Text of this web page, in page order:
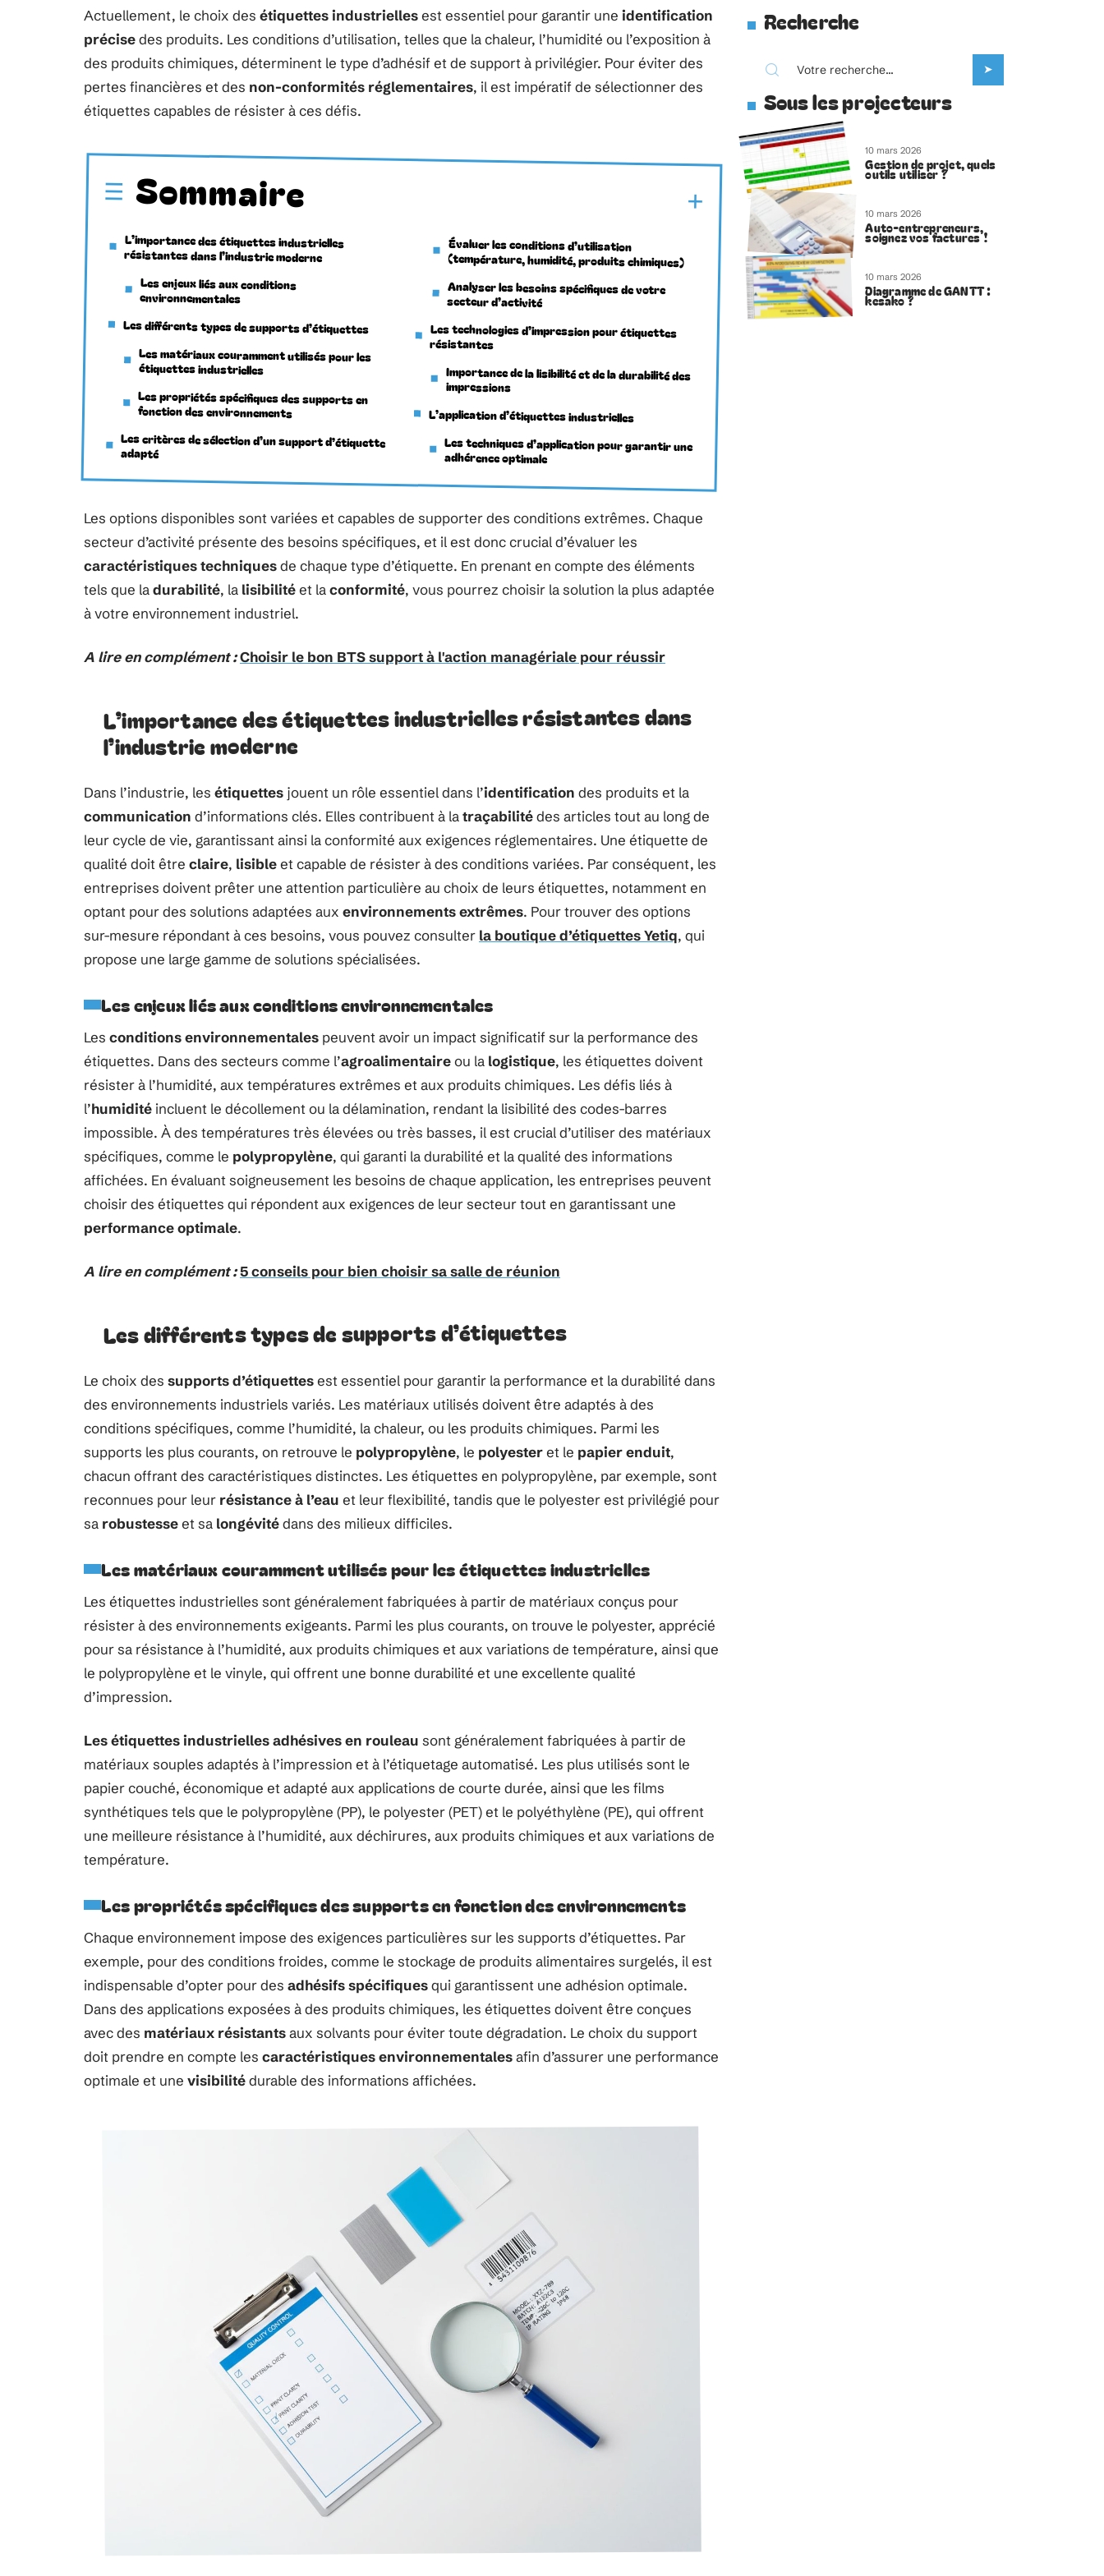
Actuellement, le choix des étiquettes industriellesest essentiel pour garantir une identification
précisedes produits. Les conditions d’utilisation, telles que la chaleur, l’humidité ou l’exposition à
des produits chimiques, déterminent le type d’adhésif et de support à privilégier. Pour éviter des
pertes financières et des non-conformités réglementaires, il est impératif de sélectionner des
étiquettes capables de résister à ces défis.
Sommaire
L’importance des étiquettes industrielles
résistantes dans l’industrie moderne
Les enjeux liés aux conditions
environnementales
Les différents types de supports d’étiquettes
Les matériaux couramment utilisés pour les
étiquettes industrielles
Les propriétés spécifiques des supports en
fonction des environnements
Les critères de sélection d’un support d’étiquette
adapté
Évaluer les conditions d’utilisation
(température, humidité, produits chimiques)
Analyser les besoins spécifiques de votre
secteur d’activité
Les technologies d’impression pour étiquettes
résistantes
Importance de la lisibilité et de la durabilité des
impressions
L’application d’étiquettes industrielles
Les techniques d’application pour garantir une
adhérence optimale
Les options disponibles sont variées et capables de supporter des conditions extrêmes. Chaque
secteur d’activité présente des besoins spécifiques, et il est donc crucial d’évaluer les
caractéristiques techniquesde chaque type d’étiquette. En prenant en compte des éléments
tels que ladurabilité, la lisibilitéet laconformité, vous pourrez choisir la solution la plus adaptée
à votre environnement industriel.
A lire en complément :Choisir le bon BTS support à l'action managériale pour réussir
L’importance des étiquettes industrielles résistantes dans
l’industrie moderne
Dans l’industrie, les étiquettes jouent un rôle essentiel dans l’identification des produits et la
communication d’informations clés. Elles contribuent à latraçabilitédes articles tout au long de
leur cycle de vie, garantissant ainsi la conformité aux exigences réglementaires. Une étiquette de
qualité doit être claire, lisibleet capable de résister à des conditions variées. Par conséquent, les
entreprises doivent prêter une attention particulière au choix de leurs étiquettes, notamment en
optant pour des solutions adaptées aux environnements extrêmes. Pour trouver des options
sur-mesure répondant à ces besoins, vous pouvez consulter la boutique d’étiquettes Yetiq, qui
propose une large gamme de solutions spécialisées.
Les enjeux liés aux conditions environnementales
Les conditions environnementales peuvent avoir un impact significatif sur la performance des
étiquettes. Dans des secteurs comme l’agroalimentaireou la logistique, les étiquettes doivent
résister à l’humidité, aux températures extrêmes et aux produits chimiques. Les défis liés à
l’humidité incluent le décollement ou la délamination, rendant la lisibilité des codes-barres
impossible. À des températures très élevées ou très basses, il est crucial d’utiliser des matériaux
spécifiques, comme le polypropylène, qui garanti la durabilité et la qualité des informations
affichées. En évaluant soigneusement les besoins de chaque application, les entreprises peuvent
choisir des étiquettes qui répondent aux exigences de leur secteur tout en garantissant une
performance optimale.
A lire en complément :5 conseils pour bien choisir sa salle de réunion
Les différents types de supports d’étiquettes
Le choix des supports d’étiquettesest essentiel pour garantir la performance et la durabilité dans
des environnements industriels variés. Les matériaux utilisés doivent être adaptés à des
conditions spécifiques, comme l’humidité, la chaleur, ou les produits chimiques. Parmi les
supports les plus courants, on retrouve le polypropylène, le polyesteret le papier enduit,
chacun offrant des caractéristiques distinctes. Les étiquettes en polypropylène, par exemple, sont
reconnues pour leur résistance à l’eau et leur flexibilité, tandis que le polyester est privilégié pour
sa robustesseet sa longévitédans des milieux difficiles.
Les matériaux couramment utilisés pour les étiquettes industrielles
Les étiquettes industrielles sont généralement fabriquées à partir de matériaux conçus pour
résister à des environnements exigeants. Parmi les plus courants, on trouve le polyester, apprécié
pour sa résistance à l’humidité, aux produits chimiques et aux variations de température, ainsi que
le polypropylène et le vinyle, qui offrent une bonne durabilité et une excellente qualité
d’impression.
Les étiquettes industrielles adhésives en rouleau sont généralement fabriquées à partir de
matériaux souples adaptés à l’impression et à l’étiquetage automatisé. Les plus utilisés sont le
papier couché, économique et adapté aux applications de courte durée, ainsi que les films
synthétiques tels que le polypropylène (PP), le polyester (PET) et le polyéthylène (PE), qui offrent
une meilleure résistance à l’humidité, aux déchirures, aux produits chimiques et aux variations de
température.
Les propriétés spécifiques des supports en fonction des environnements
Chaque environnement impose des exigences particulières sur les supports d’étiquettes. Par
exemple, pour des conditions froides, comme le stockage de produits alimentaires surgelés, il est
indispensable d’opter pour des adhésifs spécifiquesqui garantissent une adhésion optimale.
Dans des applications exposées à des produits chimiques, les étiquettes doivent être conçues
avec des matériaux résistantsaux solvants pour éviter toute dégradation. Le choix du support
doit prendre en compte les caractéristiques environnementalesafin d’assurer une performance
optimale et une visibilitédurable des informations affichées.
Recherche
Sous les projecteurs
10 mars 2026
Gestion de projet, quels
outils utiliser ?
10 mars 2026
Auto-entrepreneurs,
soignez vos factures !
10 mars 2026
Diagramme de GANTT :
kesako ?